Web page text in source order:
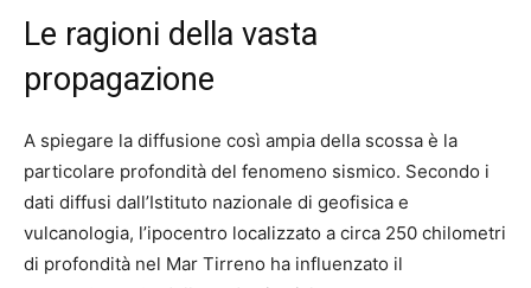
Le ragioni della vasta
propagazione
A spiegare la diffusione così ampia della scossa è la
particolare profondità del fenomeno sismico. Secondo i
dati diffusi dall’Istituto nazionale di geofisica e
vulcanologia, l’ipocentro localizzato a circa 250 chilometri
di profondità nel Mar Tirreno ha influenzato il